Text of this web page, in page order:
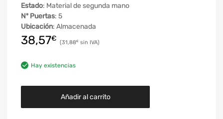
Estado: Material de segunda mano
Nº Puertas: 5
Ubicación: Almacenada
38,57€ 31,88€
Hay existencias
Añadir al carrito